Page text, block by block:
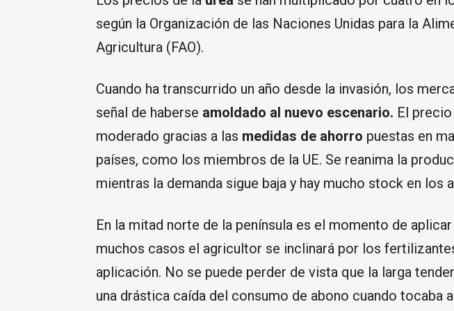
según la Organización de las Naciones Unidas para la
Agricultura (FAO).
Cuando ha transcurrido un año desde la invasión, los
señal de haberse amoldado al nuevo escenario. El
moderado gracias a las medidas de ahorro puestas en
países, como los miembros de la UE. Se reanima la
mientras la demanda sigue baja y hay mucho stock en los
En la mitad norte de la península es el momento de aplicar
muchos casos el agricultor se inclinará por los
aplicación. No se puede perder de vista que la larga
una drástica caída del consumo de abono cuando tocaba